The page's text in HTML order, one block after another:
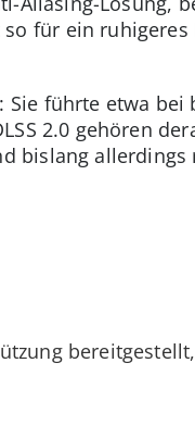
für ein
führte etwa
2.0 gehören
bislang allerdings